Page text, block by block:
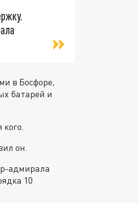
в Босфоре,
батарей и
он.
адмирала
10